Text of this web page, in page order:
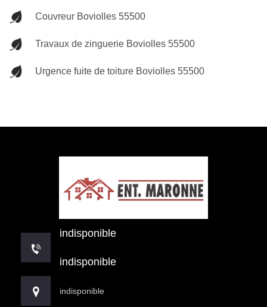
Couvreur Boviolles 55500
Travaux de zinguerie Boviolles 55500
Urgence fuite de toiture Boviolles 55500
indisponible
indisponible
indisponible